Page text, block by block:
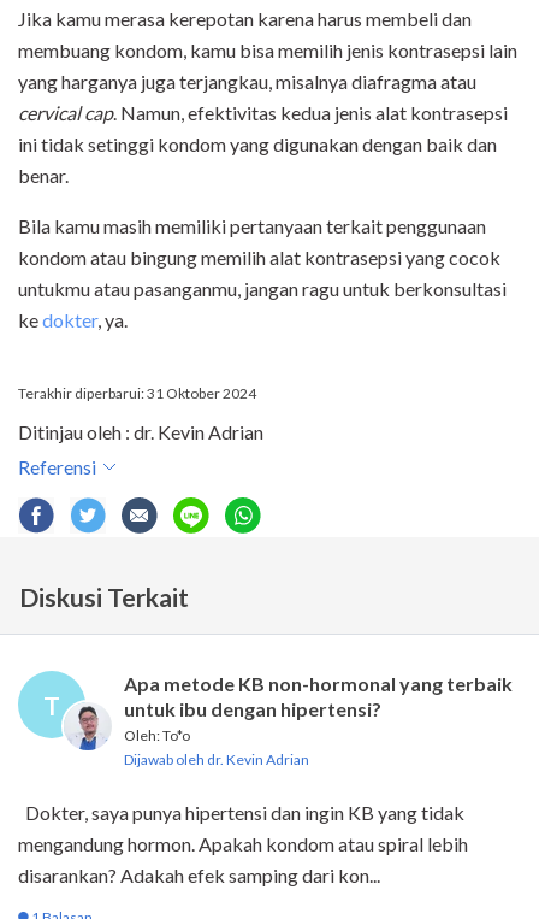
Jika kamu merasa kerepotan karena harus membeli dan
membuang kondom, kamu bisa memilih jenis kontrasepsi lain
yang harganya juga terjangkau, misalnya diafragma atau
cervical cap. Namun, efektivitas kedua jenis alat kontrasepsi
ini tidak setinggi kondom yang digunakan dengan baik dan
benar.
Bila kamu masih memiliki pertanyaan terkait penggunaan
kondom atau bingung memilih alat kontrasepsi yang cocok
untukmu atau pasanganmu, jangan ragu untuk berkonsultasi
kedokter, ya.
Terakhir diperbarui: 31 Oktober 2024